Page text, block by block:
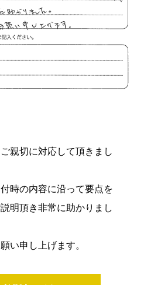
親切に対応して頂きまし
時の内容に沿って要点を
明頂き非常に助かりまし
い申し上げます。